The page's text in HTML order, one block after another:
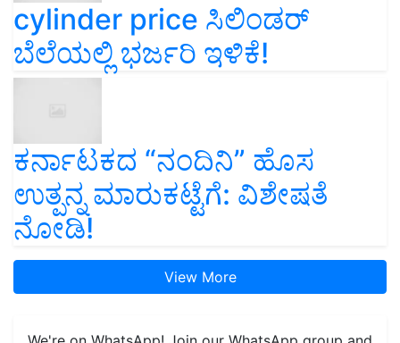
cylinder price ಸಿಲಿಂಡರ್‌
ಬೆಲೆಯಲ್ಲಿ ಭರ್ಜರಿ ಇಳಿಕೆ!
ಕರ್ನಾಟಕದ “ನಂದಿನಿ” ಹೊಸ
ಉತ್ಪನ್ನ ಮಾರುಕಟ್ಟೆಗೆ: ವಿಶೇಷತೆ
ನೋಡಿ!
View More